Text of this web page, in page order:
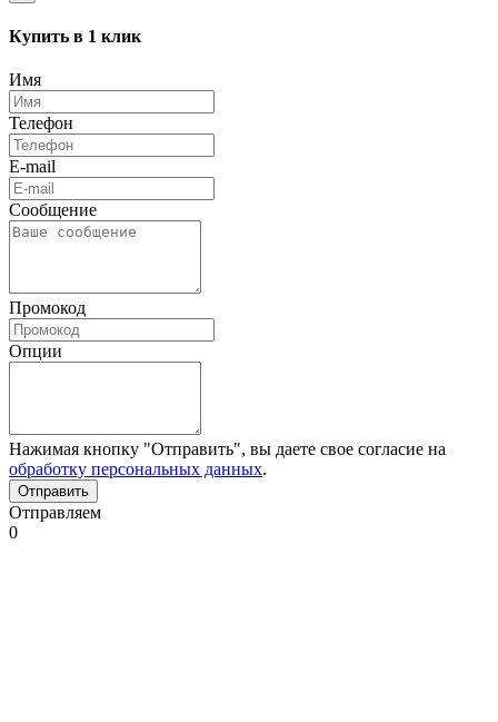
Купить в 1 клик
Имя
Телефон
E-mail
Сообщение
Промокод
Опции
Нажимая кнопку "Отправить", вы даете свое согласие на
обработку персональных данных.
Отправляем
0